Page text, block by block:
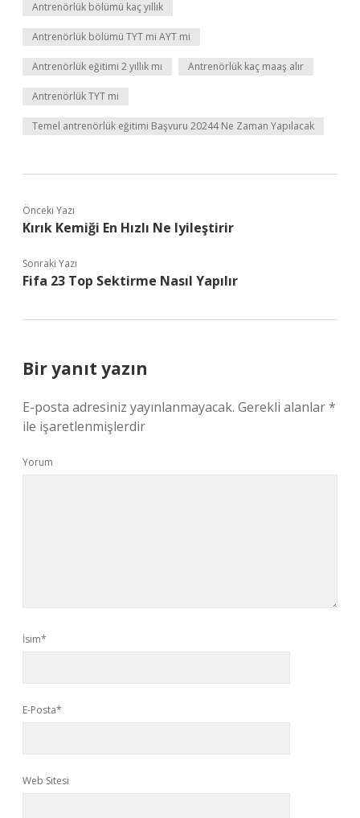
Antrenörlük bölümü kaç yıllık
Antrenörlük bölümü TYT mi AYT mi
Antrenörlük eğitimi 2 yıllık mı Antrenörlük kaç maaş alır
Antrenörlük TYT mi
Temel antrenörlük eğitimi Başvuru 20244 Ne Zaman Yapılacak
Önceki Yazı
Kırık Kemiği En Hızlı Ne Iyileştirir
Sonraki Yazı
Fifa 23 Top Sektirme Nasıl Yapılır
Bir yanıt yazın
E-posta adresiniz yayınlanmayacak. Gerekli alanlar*
ile işaretlenmişlerdir
Yorum
İsim*
E-Posta*
Web Sitesi